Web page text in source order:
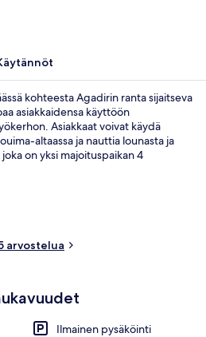
kohteesta Agadirin ranta sijaitseva
asiakkaidensa käyttöön
Asiakkaat voivat käydä
altaassa ja nauttia lounasta ja
on yksi majoituspaikan 4
kuuluvat 3
ja allasbaari. Matkailijat
avuliasta henkilökuntaa.
arvostelua
Ilmainen pysäköinti